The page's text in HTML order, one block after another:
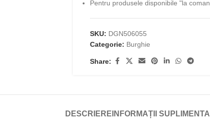
Pentru produsele disponibile "la
SKU: DGN506055
Categorie: Burghie
Share:
DESCRIERE INFORMAȚII